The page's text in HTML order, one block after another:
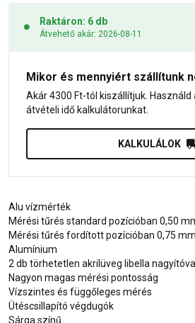
Raktáron: 6 db
Átvehető akár: 2026-08-11
Mikor és mennyiért szállítunk
Akár 4300 Ft-tól kiszállítjuk. Használd
átvételi idő kalkulátorunkat.
KALKULÁLOK
Alu vízmérték
Mérési tűrés standard pozícióban 0,50
Mérési tűrés fordított pozícióban 0,75
Alumínium
2 db törhetetlen akrilüveg libella
Nagyon magas mérési pontosság
Vízszintes és függőleges mérés
Ütéscsillapító végdugók
Sárga színű